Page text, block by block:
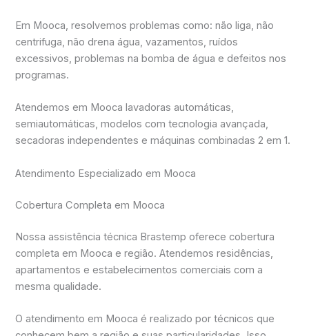
Em Mooca, resolvemos problemas como: não liga, não
centrifuga, não drena água, vazamentos, ruídos
excessivos, problemas na bomba de água e defeitos nos
programas.
Atendemos em Mooca lavadoras automáticas,
semiautomáticas, modelos com tecnologia avançada,
secadoras independentes e máquinas combinadas 2 em 1.
Atendimento Especializado em Mooca
Cobertura Completa em Mooca
Nossa assistência técnica Brastemp oferece cobertura
completa em Mooca e região. Atendemos residências,
apartamentos e estabelecimentos comerciais com a
mesma qualidade.
O atendimento em Mooca é realizado por técnicos que